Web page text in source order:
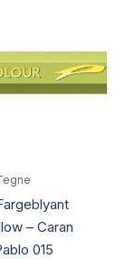
– Caran
015